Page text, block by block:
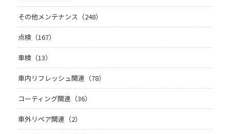
その他メンテナンス（248）
点検（167）
車検（13）
車内リフレッシュ関連（78）
コーティング関連（36）
車外リペア関連（2）